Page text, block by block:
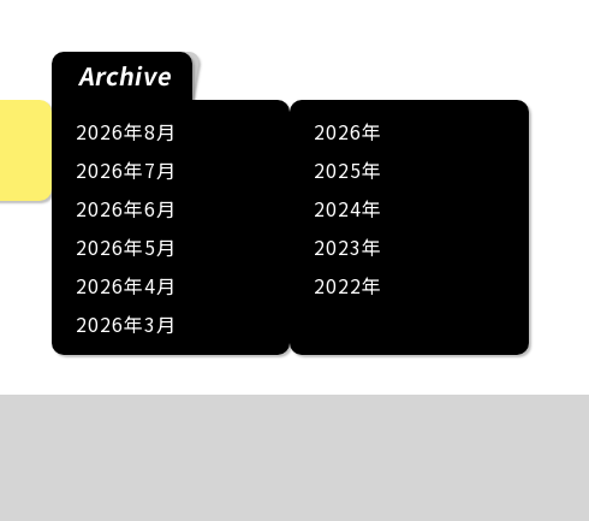
Archive
2026年8月
2026年7月
2026年6月
2026年5月
2026年4月
2026年3月
2026
2025
2024
2023
2022